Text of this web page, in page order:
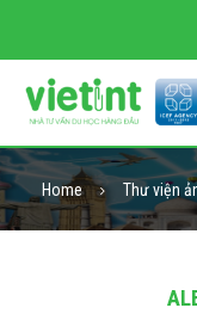
Home Thư viện